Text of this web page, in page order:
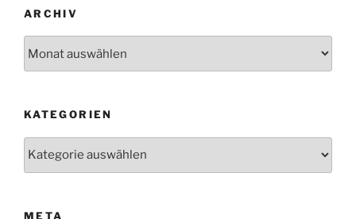
ARCHIV
KATEGORIEN
META